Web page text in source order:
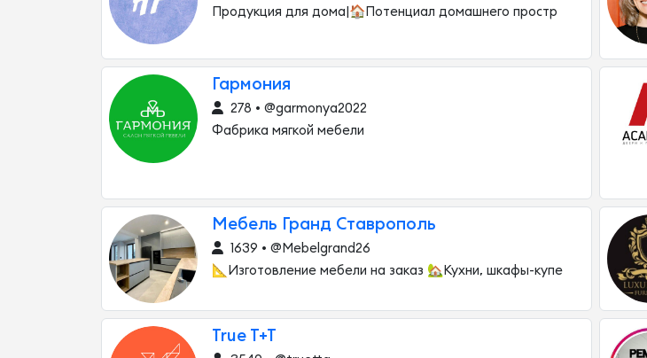
Продукция для дома|🏠Потенциал домашнего простр
Гармония
278 • @garmonya2022
Фабрика мягкой мебели
Мебель Гранд Ставрополь
1639 • @Mebelgrand26
📐Изготовление мебели на заказ 🏡Кухни, шкафы-купе
True T+T